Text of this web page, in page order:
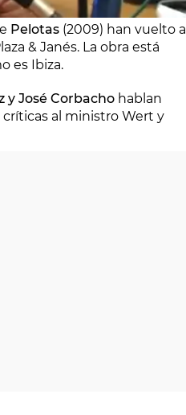
Pelotas (2009) han vuelto a
& Janés. La obra está
es Ibiza.
y José Corbacho hablan
al ministro Wert y